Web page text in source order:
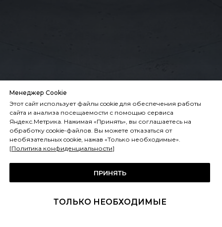
Профессиональное
промышленного холода
Глубокое понимание специфики
Менеджер Cookie
Этот сайт использует файлы cookie для обеспечения работы
сайта и анализа посещаемости с помощью сервиса
Яндекс.Метрика. Нажимая «Принять», вы соглашаетесь на
обработку cookie-файлов. Вы можете отказаться от
необязательных cookie, нажав «Только необходимые».
[Политика конфиденциальности]
ПРИНЯТЬ
ТОЛЬКО НЕОБХОДИМЫЕ